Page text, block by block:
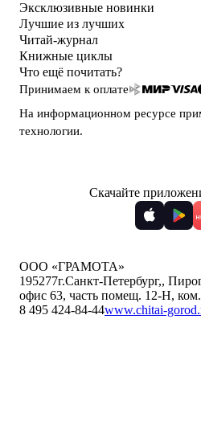
Эксклюзивные новинки
Лучшие из лучших
Читай-журнал
Книжные циклы
Что ещё почитать?
Принимаем к оплате
На информационном ресурсе
технологии.
Скачайте
ООО «ГРАМОТА»
195277г.Санкт-Петербург,,
офис 63, часть помещ. 12-Н,
8 495 424-84-44www.chitai-